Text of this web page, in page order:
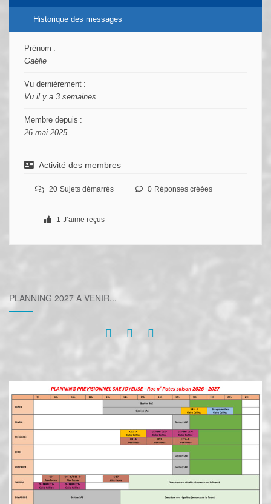
Historique des messages
Prénom :
Gaëlle
Vu dernièrement :
Vu il y a 3 semaines
Membre depuis :
26 mai 2025
Activité des membres
20 Sujets démarrés 0 Réponses créées
1 J’aime reçus
PLANNING 2027 A VENIR...